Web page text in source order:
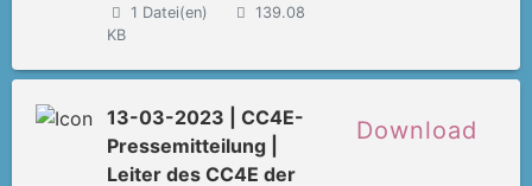
1 Datei(en)
139.08
KB
13-03-2023 | CC4E-
Pressemitteilung |
Leiter des CC4E der
Download